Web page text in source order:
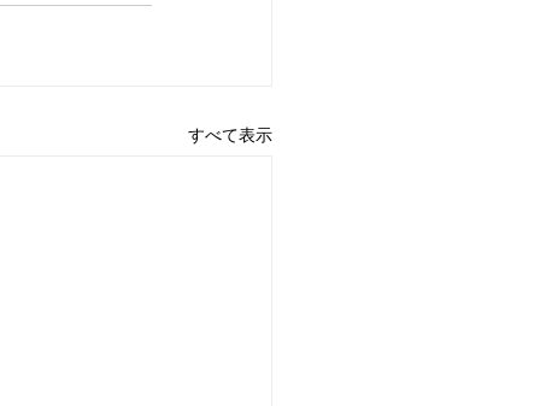
すべて表示